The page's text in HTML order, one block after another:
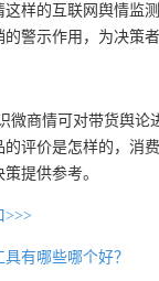
样的互联网舆情监
警示作用，为决策
微商情可对带货舆
评价是怎样的，消
提供参考。
>>>
有哪些哪个好？